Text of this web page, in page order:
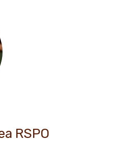
RSPO